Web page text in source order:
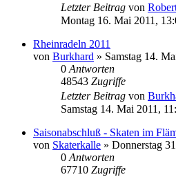
Letzter Beitrag von
Montag 16. Mai 2011,
Rheinradeln 2011
von Burkhard » Samstag 14.
0 Antworten
48543 Zugriffe
Letzter Beitrag von
Samstag 14. Mai 2011,
Saisonabschluß - Skaten im
von Skaterkalle » Donnerstag
0 Antworten
67710 Zugriffe